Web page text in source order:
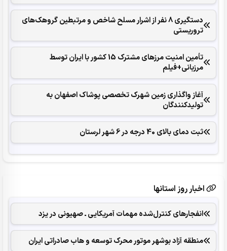
دستگیری 8 نفر از اشرار مسلح شاخص و مرتبطین گروهک‌های
تروریستی
تأمین امنیت مرزهای مشترک 15 کشور با ایران توسط
مرزبانی+فیلم
آغاز واگذاری زمین شهرک تخصصی پوشاک اصفهان به
تولیدکنندگان
ثبت دمای بالای 40 درجه در 6 شهر لرستان
اخبار روز استانها
انفجارهای ‌کنترل‌شده ‌مهمات آمریکایی ـ صهیونی در یزد
منطقه آزاد بوشهر موتور محرک توسعه و هاب صادراتی ایران